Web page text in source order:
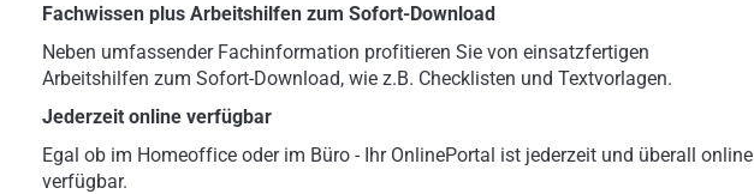
Fachwissen plus Arbeitshilfen zum Sofort-Download
Neben umfassender Fachinformation profitieren Sie von einsatzfertigen
Arbeitshilfen zum Sofort-Download, wie z.B. Checklisten und Textvorlagen.
Jederzeit online verfügbar
Egal ob im Homeoffice oder im Büro - Ihr OnlinePortal ist jederzeit und überall online
verfügbar.